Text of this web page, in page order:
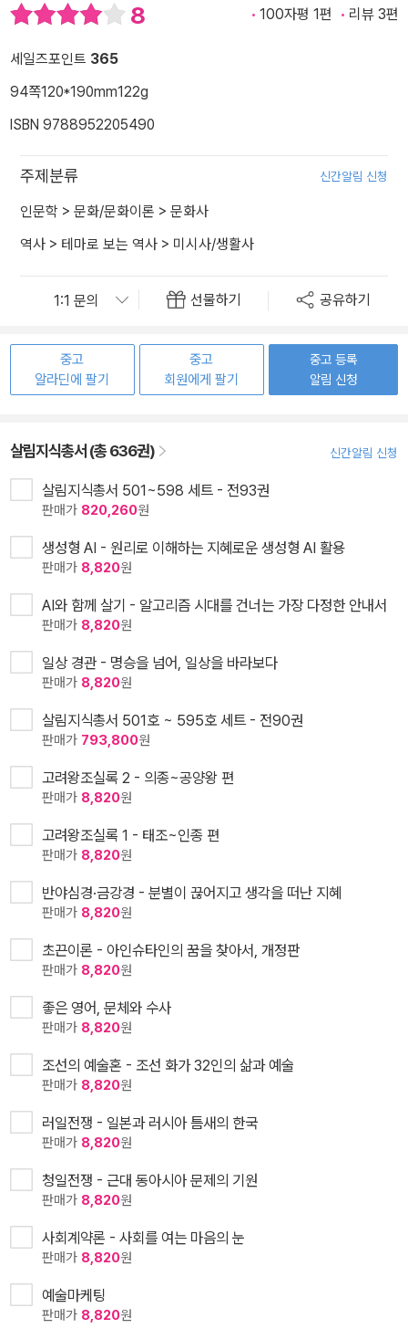
8 100자평 1편 리뷰 3편
세일즈포인트 365
94쪽120*190mm122g
ISBN 9788952205490
주제분류 신간알림 신청
인문학 > 문화/문화이론 > 문화사
역사 > 테마로 보는 역사 > 미시사/생활사
선물하기 공유하기
중고
알라딘에 팔기
중고
회원에게 팔기
중고 등록
알림 신청
살림지식총서 (총 636권) 신간알림 신청
살림지식총서 501~598 세트 - 전93권
판매가 820,260원
생성형 AI - 원리로 이해하는 지혜로운 생성형 AI 활용
판매가 8,820원
AI와 함께 살기 - 알고리즘 시대를 건너는 가장 다정한 안내서
판매가 8,820원
일상 경관 - 명승을 넘어, 일상을 바라보다
판매가 8,820원
살림지식총서 501호 ~ 595호 세트 - 전90권
판매가 793,800원
고려왕조실록 2 - 의종~공양왕 편
판매가 8,820원
고려왕조실록 1 - 태조~인종 편
판매가 8,820원
반야심경·금강경 - 분별이 끊어지고 생각을 떠난 지혜
판매가 8,820원
초끈이론 - 아인슈타인의 꿈을 찾아서, 개정판
판매가 8,820원
좋은 영어, 문체와 수사
판매가 8,820원
조선의 예술혼 - 조선 화가 32인의 삶과 예술
판매가 8,820원
러일전쟁 - 일본과 러시아 틈새의 한국
판매가 8,820원
청일전쟁 - 근대 동아시아 문제의 기원
판매가 8,820원
사회계약론 - 사회를 여는 마음의 눈
판매가 8,820원
예술마케팅
판매가 8,820원